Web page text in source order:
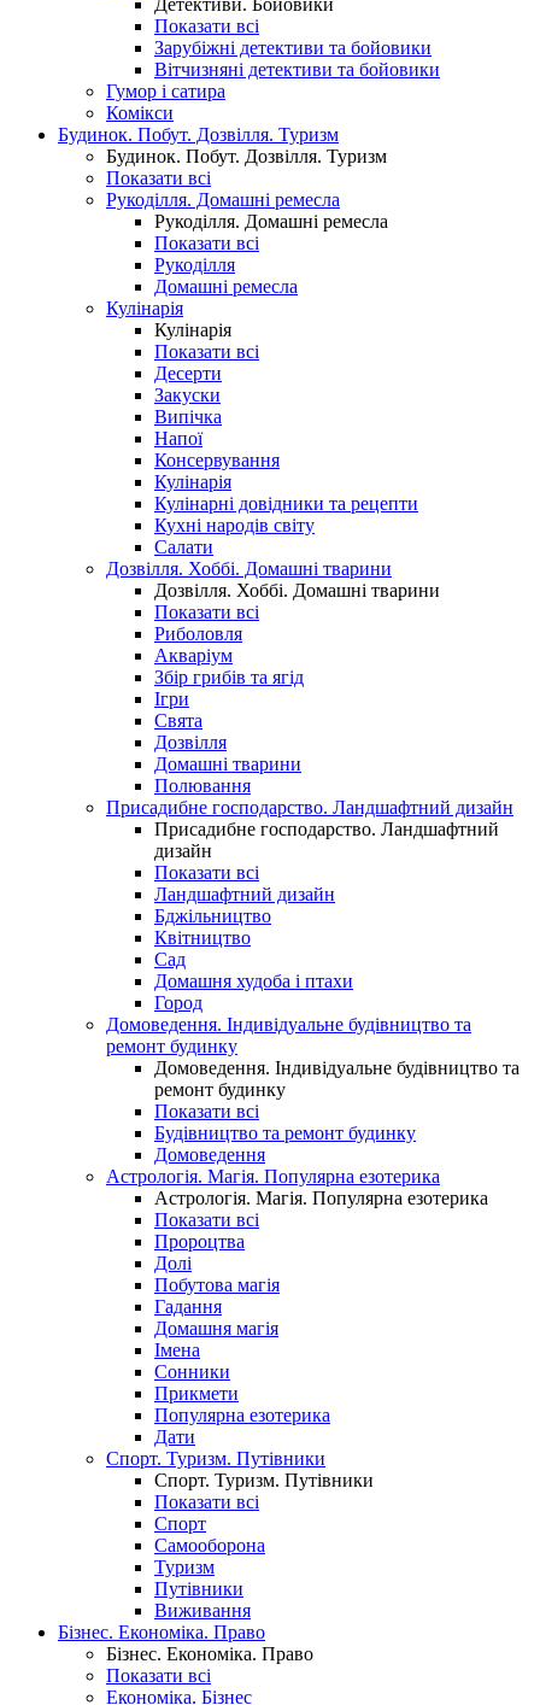
Детективи. Бойовики
Показати всі
Зарубіжні детективи та бойовики
Вітчизняні детективи та бойовики
Гумор і сатира
Комікси
Будинок. Побут. Дозвілля. Туризм
Будинок. Побут. Дозвілля. Туризм
Показати всі
Рукоділля. Домашні ремесла
Рукоділля. Домашні ремесла
Показати всі
Рукоділля
Домашні ремесла
Кулінарія
Кулінарія
Показати всі
Десерти
Закуски
Випічка
Напої
Консервування
Кулінарія
Кулінарні довідники та рецепти
Кухні народів світу
Салати
Дозвілля. Хоббі. Домашні тварини
Дозвілля. Хоббі. Домашні тварини
Показати всі
Риболовля
Акваріум
Збір грибів та ягід
Ігри
Свята
Дозвілля
Домашні тварини
Полювання
Присадибне господарство. Ландшафтний дизайн
Присадибне господарство. Ландшафтний
дизайн
Показати всі
Ландшафтний дизайн
Бджільництво
Квітництво
Сад
Домашня худоба і птахи
Город
Домоведення. Індивідуальне будівництво та
ремонт будинку
Домоведення. Індивідуальне будівництво та
ремонт будинку
Показати всі
Будівництво та ремонт будинку
Домоведення
Астрологія. Магія. Популярна езотерика
Астрологія. Магія. Популярна езотерика
Показати всі
Пророцтва
Долі
Побутова магія
Гадання
Домашня магія
Імена
Сонники
Прикмети
Популярна езотерика
Дати
Спорт. Туризм. Путівники
Спорт. Туризм. Путівники
Показати всі
Спорт
Самооборона
Туризм
Путівники
Виживання
Бізнес. Економіка. Право
Бізнес. Економіка. Право
Показати всі
Економіка. Бізнес